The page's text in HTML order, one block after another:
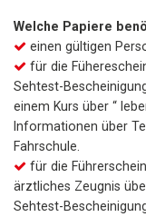
Welche Papiere
einen gültigen
für die
Sehtest-
einem Kurs über “
Informationen über
Fahrschule.
für die
ärztliches Zeugnis
Sehtest-